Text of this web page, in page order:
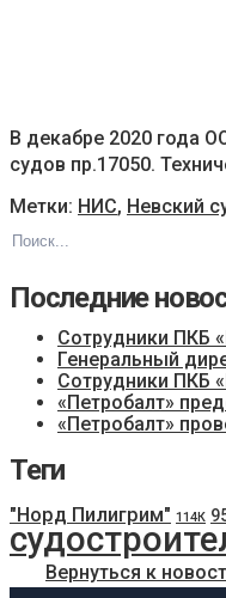
В декабре 2020 года
судов пр.17050.
Метки: НИС, Невский
Последние
Сотрудники ПКБ
Генеральный
Сотрудники ПКБ
«Петробалт»
«Петробалт»
Теги
"Норд Пилигрим" 114К
Вернуться к